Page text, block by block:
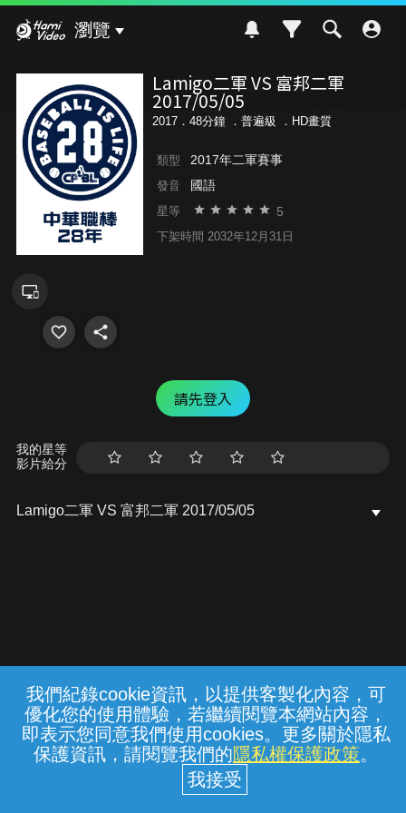
我們紀錄cookie資訊，以提供客製化內容，可
優化您的使用體驗，若繼續閱覽本網站內容，
即表示您同意我們使用cookies。更多關於隱私
保護資訊，請閱覽我們的隱私權保護政策。
瀏覽
Lamigo二軍 VS 富邦二軍
2017/05/05
2017．48分鐘 ． 普遍級 ．HD畫質
類型 2017年二軍賽事
發音 國語
星等 5
下架時間 2032年12月31日
請先登入
我的星等
影片給分
Lamigo二軍 VS 富邦二軍 2017/05/05
常見問題 線上客服 服務條款 隱私權保護
中華電信股份有限公司個人家庭分公司
(統一編號：96979949) © 2026
{{notifyMsg}}